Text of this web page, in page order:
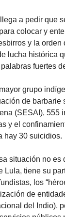
a pedir que
colocar y
y la
lucha histórica
fuertes
grupo
de
(SESAI), 555
y el
hay 30 suicidios.
situación no
Lula, tiene su
los
de
del Indio),